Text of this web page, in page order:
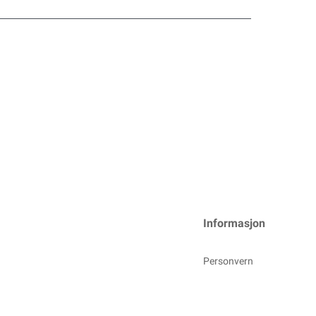
Informasjon
Personvern